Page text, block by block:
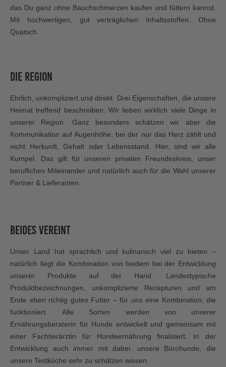
das Du ganz ohne Bauchschmerzen kaufen und füttern kannst.
Mit hochwertigen, gut verträglichen Inhaltsstoffen. Ohne
Quatsch.
Die Region
Ehrlich, unkompliziert und direkt. Drei Eigenschaften, die unsere
Heimat treffend beschreiben. Wir lieben wirklich viele Dinge in
unserer Region. Ganz besonders schätzen wir aber die
Kommunikation auf Augenhöhe, bei der nur das Herz zählt und
nicht Herkunft, Gehalt oder Lebensstand. Hier, sind wir alle
Kumpel. Das gilt für unseren privaten Freundeskreis, unser
berufliches Miteinander und natürlich auch für die Wahl unserer
Partner & Lieferanten.
Beides vereint
Unser Land hat sprachlich und kulinarisch viel zu bieten –
natürlich liegt die Kombination von beidem bei der Entwicklung
unserer Produkte auf der Hand. Landestypische
Produktbezeichnungen, unkomplizierte Rezepturen und am
Ende eben richtig gutes Futter – für uns eine Kombination, die
funktioniert. Alle Sorten werden von unserer
Ernährungsberaterin für Hunde entwickelt und gemeinsam mit
einer Fachtierärztin für Hundeernährung finalisiert. In der
Entwicklung auch immer mit dabei: unsere Bürohunde, die
unsere Testküche sehr zu schätzen wissen.